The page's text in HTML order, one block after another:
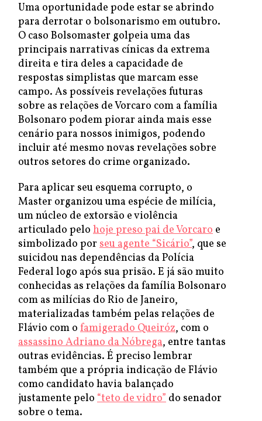
Uma oportunidade pode estar se abrindo
para derrotar o bolsonarismo em outubro.
O caso Bolsomaster golpeia uma das
principais narrativas cínicas da extrema
direita e tira deles a capacidade de
respostas simplistas que marcam esse
campo. As possíveis revelações futuras
sobre as relações de Vorcaro com a família
Bolsonaro podem piorar ainda mais esse
cenário para nossos inimigos, podendo
incluir até mesmo novas revelações sobre
outros setores do crime organizado.
Para aplicar seu esquema corrupto, o
Master organizou uma espécie de milícia,
um núcleo de extorsão e violência
articulado pelo hoje preso pai de Vorcaro e
simbolizado por seu agente “Sicário”, que se
suicidou nas dependências da Polícia
Federal logo após sua prisão. E já são muito
conhecidas as relações da família Bolsonaro
com as milícias do Rio de Janeiro,
materializadas também pelas relações de
Flávio com o famigerado Queiróz, com o
assassino Adriano da Nóbrega, entre tantas
outras evidências. É preciso lembrar
também que a própria indicação de Flávio
como candidato havia balançado
justamente pelo “teto de vidro” do senador
sobre o tema.